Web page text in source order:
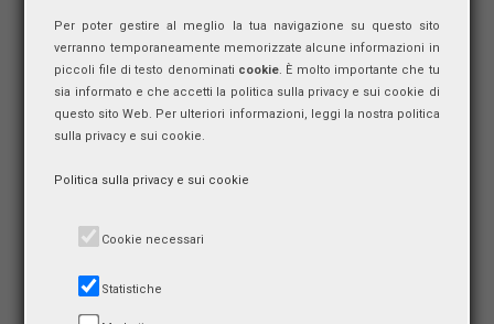
#COVID-19
Andrà tutto bene – Puntata n. 331 del 25 giugno 2020
Fabrizio DAFANO
Individuo e organizzazione
Per poter gestire al meglio la tua navigazione su questo sito
verranno temporaneamente memorizzate alcune informazioni in
piccoli file di testo denominati cookie. È molto importante che tu
sia informato e che accetti la politica sulla privacy e sui cookie di
questo sito Web. Per ulteriori informazioni, leggi la nostra politica
sulla privacy e sui cookie.
Politica sulla privacy e sui cookie
Cookie necessari
Statistiche